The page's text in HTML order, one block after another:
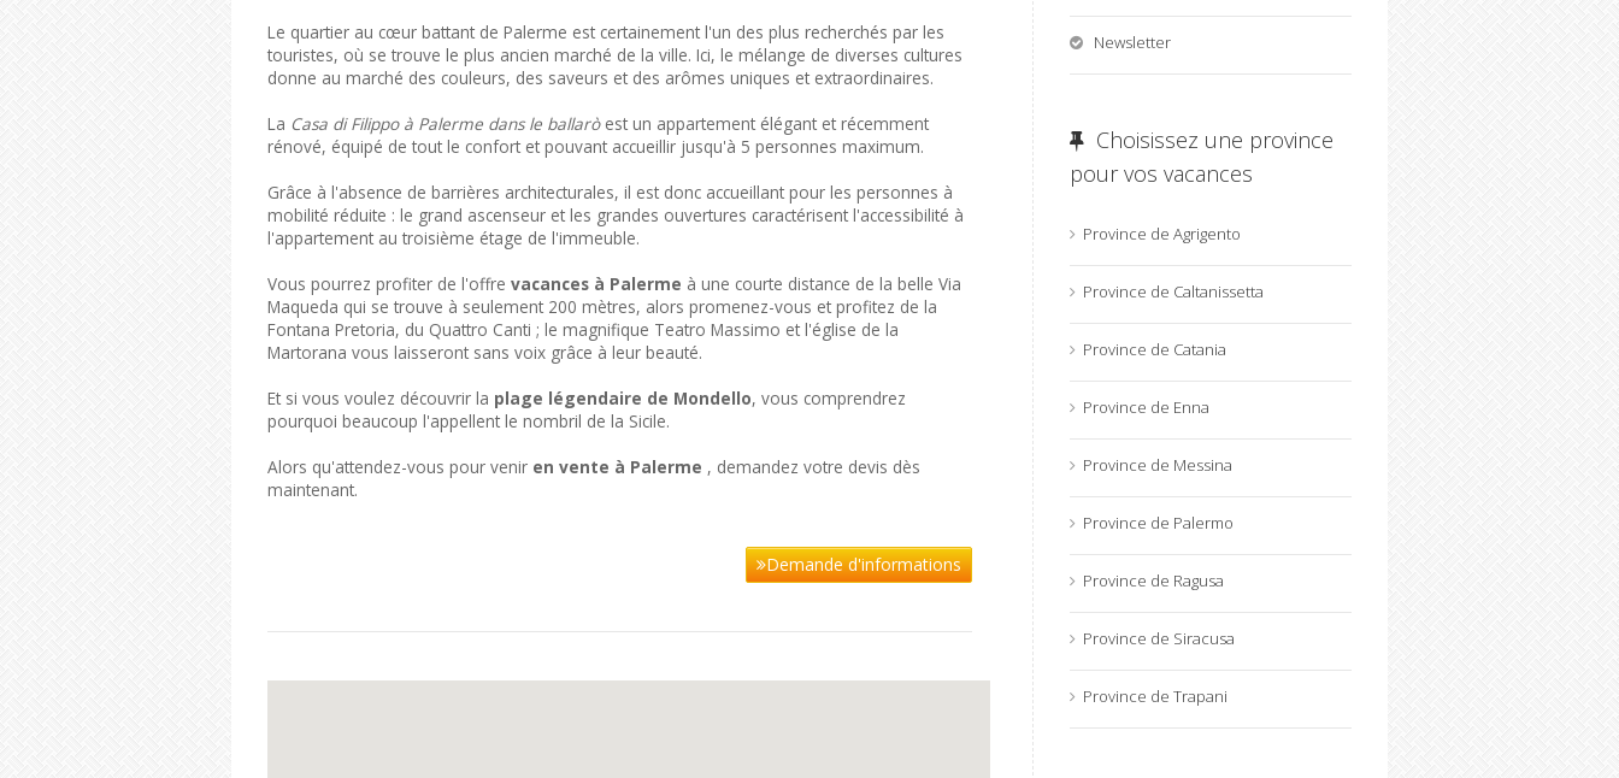
Le quartier au cœur battant de Palerme est certainement l'un des plus recherchés par les
touristes, où se trouve le plus ancien marché de la ville. Ici, le mélange de diverses cultures
donne au marché des couleurs, des saveurs et des arômes uniques et extraordinaires.
La Casa di Filippo à Palerme dans le ballaròest un appartement élégant et récemment
rénové, équipé de tout le confort et pouvant accueillir jusqu'à 5 personnes maximum.
Grâce à l'absence de barrières architecturales, il est donc accueillant pour les personnes à
mobilité réduite : le grand ascenseur et les grandes ouvertures caractérisent l'accessibilité à
l'appartement au troisième étage de l'immeuble.
Vous pourrez profiter de l'offre vacances à Palerme à une courte distance de la belle Via
Maqueda qui se trouve à seulement 200 mètres, alors promenez-vous et profitez de la
Fontana Pretoria, du Quattro Canti ; le magnifique Teatro Massimo et l'église de la
Martorana vous laisseront sans voix grâce à leur beauté.
Et si vous voulez découvrir la plage légendaire de Mondello, vous comprendrez
pourquoi beaucoup l'appellent le nombril de la Sicile.
Alors qu'attendez-vous pour venir en vente à Palerme , demandez votre devis dès
maintenant.
Demande d'informations
Newsletter
Choisissez une province
pour vos vacances
Province de Agrigento
Province de Caltanissetta
Province de Catania
Province de Enna
Province de Messina
Province de Palermo
Province de Ragusa
Province de Siracusa
Province de Trapani